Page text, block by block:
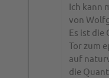
Ich kann
von
Es ist die
Tor zum
auf
die